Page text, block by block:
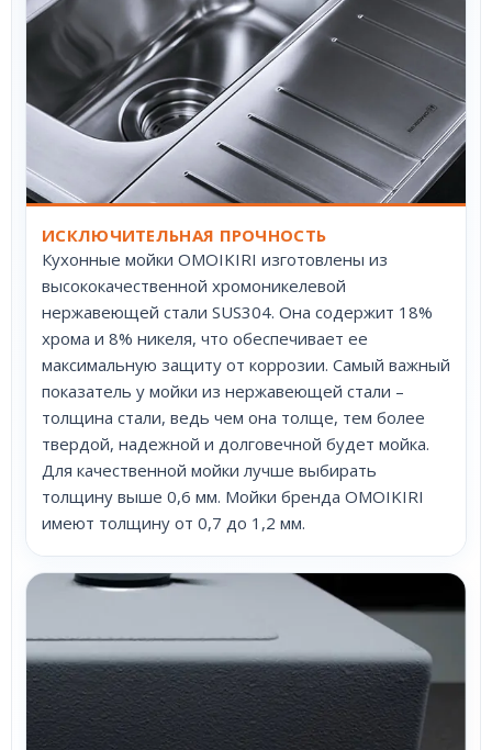
ИСКЛЮЧИТЕЛЬНАЯ ПРОЧНОСТЬ
Кухонные мойки OMOIKIRI изготовлены из
высококачественной хромоникелевой
нержавеющей стали SUS304. Она содержит 18%
хрома и 8% никеля, что обеспечивает ее
максимальную защиту от коррозии. Самый важный
показатель у мойки из нержавеющей стали –
толщина стали, ведь чем она толще, тем более
твердой, надежной и долговечной будет мойка.
Для качественной мойки лучше выбирать
толщину выше 0,6 мм. Мойки бренда OMOIKIRI
имеют толщину от 0,7 до 1,2 мм.